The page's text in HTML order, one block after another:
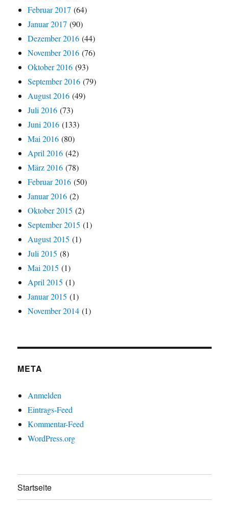
Februar 2017 (64)
Januar 2017 (90)
Dezember 2016 (44)
November 2016 (76)
Oktober 2016 (93)
September 2016 (79)
August 2016 (49)
Juli 2016 (73)
Juni 2016 (133)
Mai 2016 (80)
April 2016 (42)
März 2016 (78)
Februar 2016 (50)
Januar 2016 (2)
Oktober 2015 (2)
September 2015 (1)
August 2015 (1)
Juli 2015 (8)
Mai 2015 (1)
April 2015 (1)
Januar 2015 (1)
November 2014 (1)
META
Anmelden
Eintrags-Feed
Kommentar-Feed
WordPress.org
Startseite